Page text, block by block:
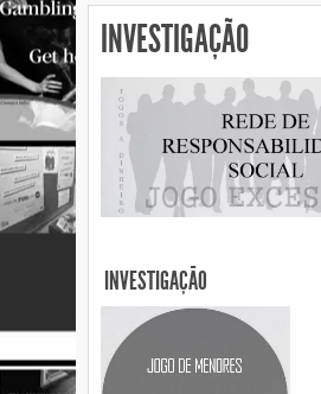
INVESTIGAÇÃO
INVESTIGAÇÃO